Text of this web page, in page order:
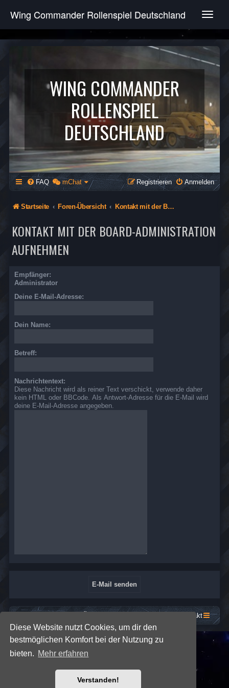
Diese Website nutzt Cookies, um dir den
bestmöglichen Komfort bei der Nutzung zu
bieten. Mehr erfahren
Verstanden!
T
g
e
v
g
a
t
i
o
n
Wing Commander Rollenspiel Deutschland
WING COMMANDER
ROLLENSPIEL
DEUTSCHLAND
FAQ mChat Anmelden
Registrieren
Startseite Foren-Übersicht Kontakt mit der Board-Administration aufnehmen
KONTAKT MIT DER BOARD-ADMINISTRATION
AUFNEHMEN
Empfänger:
Administrator
Deine E-Mail-Adresse:
Dein Name:
Betreff:
Nachrichtentext:
Diese Nachricht wird als reiner Text verschickt, verwende daher
kein HTML oder BBCode. Als Antwort-Adresse für die E-Mail wird
deine E-Mail-Adresse angegeben.
Kontakt
Premium phpBB Styles
Powered byphpBB® Forum Software © phpBB Limited
Deutsche Übersetzung durch